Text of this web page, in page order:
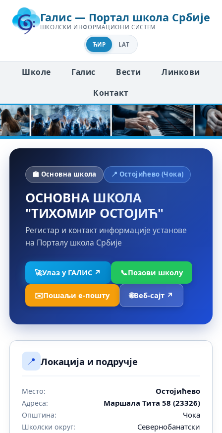
Галис — Портал школа Србије
ШКОЛСКИ ИНФОРМАЦИОНИ СИСТЕМ
ЋИР LAT
Школе Галис Вести
Линкови
Контакт
🏫 Основна школа 📍 Остојићево (Чока)
ОСНОВНА ШКОЛА
"ТИХОМИР ОСТОЈИЋ"
Регистар и контакт информације установе
на Порталу школа Србије
🚀Улаз у ГАЛИС ↗ 📞Позови школу
✉️Пошаљи е-пошту 🌐Веб-сајт ↗
📍 Локација и подручје
Место: Остојићево
Адреса: Маршала Тита 58 (23326)
Општина: Чока
Школски округ: Севернобанатски